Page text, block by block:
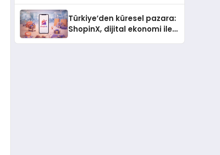
Türkiye’den küresel pazara:
ShopinX, dijital ekonomi ile